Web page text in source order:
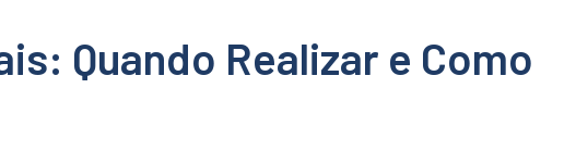
Quando Realizar e Como